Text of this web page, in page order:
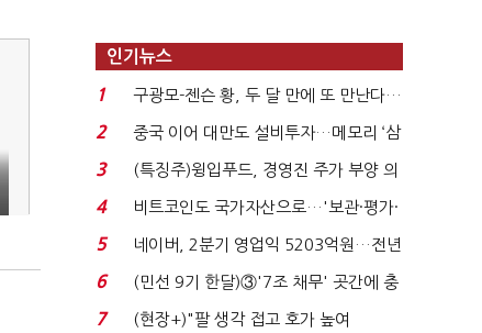
인기뉴스
1
구광모-젠슨 황, 두 달 만에 또 만난다…
로봇·AI 등 논...
2
중국 이어 대만도 설비투자…메모리 ‘삼
국전쟁’
3
(특징주)윙입푸드, 경영진 주가 부양 의
지에 상한가...
4
비트코인도 국가자산으로…'보관·평가·
처분' 기준은 ...
5
네이버, 2분기 영업익 5203억원…전년
비 0.2% 감소...
6
(민선 9기 한달)③'7조 채무' 곳간에 충
격…추미애, 20년...
7
(현장+)"팔 생각 접고 호가 높여